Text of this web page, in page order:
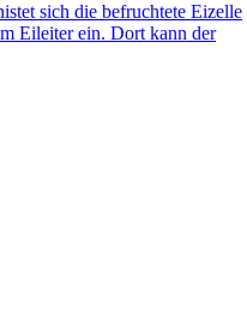
sich die befruchtete Eizelle
Eileiter ein. Dort kann der